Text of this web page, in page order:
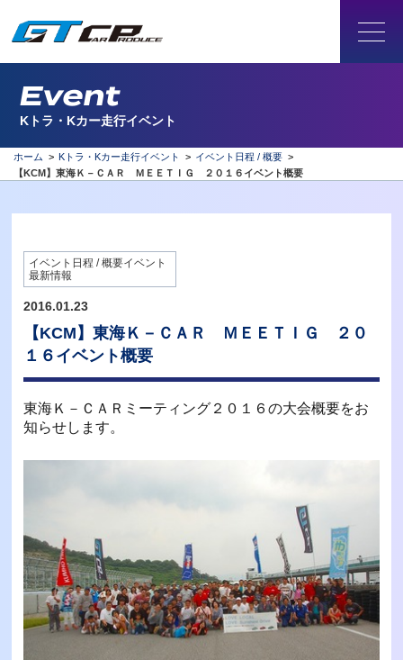
Event
Kトラ・Kカー走行イベント
ホーム > Kトラ・Kカー走行イベント > イベント日程 / 概要 >
【KCM】東海Ｋ－ＣＡＲ ＭＥＥＴＩＧ ２０１６イベント概要
イベント日程 / 概要イベント
最新情報
2016.01.23
【KCM】東海Ｋ－ＣＡＲ ＭＥＥＴＩＧ ２０
１６イベント概要
東海Ｋ－ＣＡＲミーティング２０１６の大会概要をお
知らせします。